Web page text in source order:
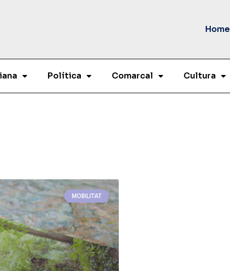
Home
Política Comarcal Cultura
MOBILITAT